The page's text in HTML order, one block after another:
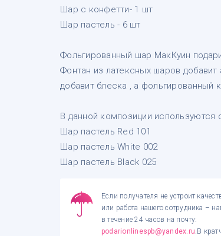
Шар с конфетти- 1 шт
Шар пастель - 6 шт
Фольгированный шар МакКуин
Фонтан из латексных шаров
добавит блеска , а фольгированный
В данной композиции используются
Шар пастель Red 101
Шар пастель White 002
Шар пастель Black 025
Если получателя не устроит
или работа нашего сотрудника –
в течение 24 часов на почту:
podarionlinespb@yandex.ru.В